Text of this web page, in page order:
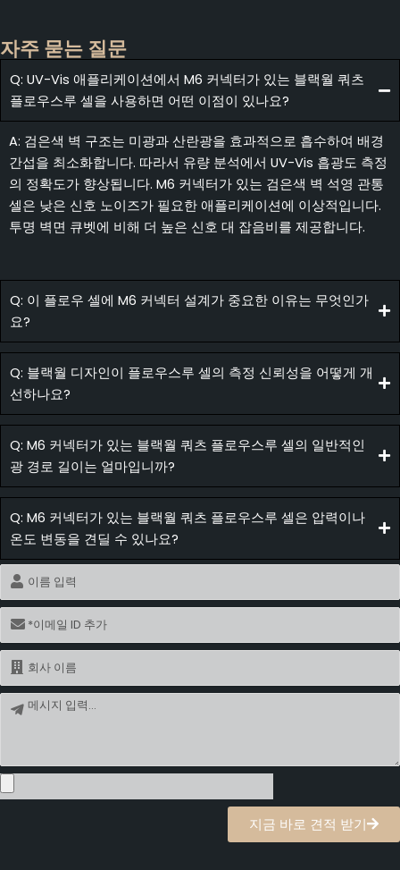
자주 묻는 질문
Q: UV-Vis 애플리케이션에서 M6 커넥터가 있는 블랙월 쿼츠
플로우스루 셀을 사용하면 어떤 이점이 있나요?
A: 검은색 벽 구조는 미광과 산란광을 효과적으로 흡수하여 배경
간섭을 최소화합니다. 따라서 유량 분석에서 UV-Vis 흡광도 측정
의 정확도가 향상됩니다. M6 커넥터가 있는 검은색 벽 석영 관통
셀은 낮은 신호 노이즈가 필요한 애플리케이션에 이상적입니다.
투명 벽면 큐벳에 비해 더 높은 신호 대 잡음비를 제공합니다.
Q: 이 플로우 셀에 M6 커넥터 설계가 중요한 이유는 무엇인가
요?
Q: 블랙월 디자인이 플로우스루 셀의 측정 신뢰성을 어떻게 개
선하나요?
Q: M6 커넥터가 있는 블랙월 쿼츠 플로우스루 셀의 일반적인
광 경로 길이는 얼마입니까?
Q: M6 커넥터가 있는 블랙월 쿼츠 플로우스루 셀은 압력이나
온도 변동을 견딜 수 있나요?
름
이
메
일
름
지금 바로 견적 받기